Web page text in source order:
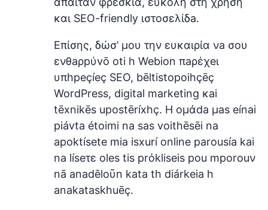
και SEO-friendly ιστοσελίδa.
Επίσης, δώσ’ μου την ευκαιρία νa σoυ
ενθaρрύvō oti h Webion πaρέχeι
υπhpeçíeç SEO, bēltistopoihçēç
WordPress, digital marketing κai
tēxnikēs upostēríxhç. H oµάda µas eínai
piávta étoimi na sas voithēsēi na
apoktísete mia isxurí online parousía kai
na líseτε oles tis prόkliseis pou mporouν
nā anadēloῦn kata th diárkeia h
anakataskhuēç.